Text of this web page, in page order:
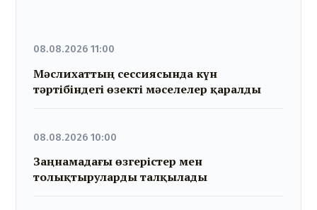
08.08.2026 11:00
Мәслихаттың сессиясында күн
тәртібіндегі өзекті мәселелер қаралды
08.08.2026 10:00
Заңнамадағы өзгерістер мен
толықтыруларды талқылады